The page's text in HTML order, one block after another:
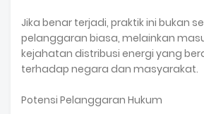
Jika benar terjadi, praktik ini bukan
pelanggaran biasa, melainkan
kejahatan distribusi energi yang
terhadap negara dan masyarakat.
Potensi Pelanggaran Hukum